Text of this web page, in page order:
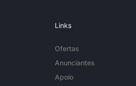
Links
Ofertas
Anunciantes
Apoio